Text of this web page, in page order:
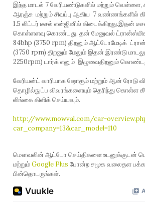
இந்த மாடல் 7 வேரியண்டுகளில் மற்றும் வெள்ளை,
ஆரஞ்சு மற்றும் சிவப்பு ஆகிய 7 வண்ணங்களில்
1.5 லிட்டர் டீசல் என்ஜினில் கிடைக்கிறது.இதன்
கொள்ளளவு கொண்டது. தன் மேனுவல்
84bhp (3750 rpm) திறனும் ஆட்டோமேடிக்
(3750 rpm) திறனும் மேலும் இதன் இரண்டு
2250rpm) டார்க் எனும் இழுவைதிறனும்
வேரியன்ட் வாரியாக ஷோரூம் மற்றும் ஆன் ரோடு
தொழில்நுட்ப விவரங்களையும் தெரிந்து கொள்ள
லிங்கை கிளிக் செய்யவும்.
http://www.mowval.com/car-
car_company=13&car_model=110
மௌவலின் ஆட்டோ செய்திகளை உடனுக்குடன்
மற்றும்Google Plus போன்ற சமூக வலைதள
பின்தொடருங்கள்.